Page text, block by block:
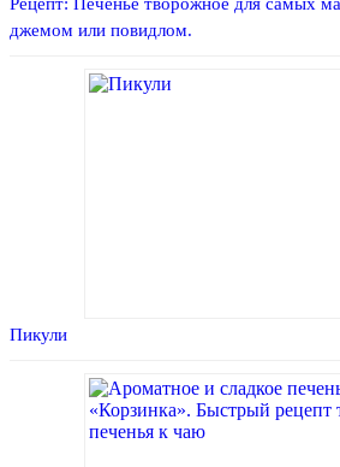
джемом или повидлом.
Пикули